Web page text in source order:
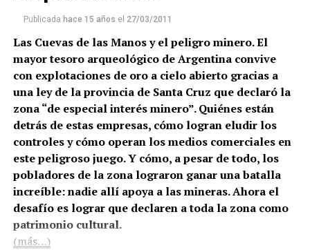
Publicada hace 15 años el 27/03/2011
Las Cuevas de las Manos y el peligro minero. El
mayor tesoro arqueológico de Argentina convive
con explotaciones de oro a cielo abierto gracias a
una ley de la provincia de Santa Cruz que declaró la
zona “de especial interés minero”. Quiénes están
detrás de estas empresas, cómo logran eludir los
controles y cómo operan los medios comerciales en
este peligroso juego. Y cómo, a pesar de todo, los
pobladores de la zona lograron ganar una batalla
increíble: nadie allí apoya a las mineras. Ahora el
desafío es lograr que declaren a toda la zona como
patrimonio cultural.
(más…)